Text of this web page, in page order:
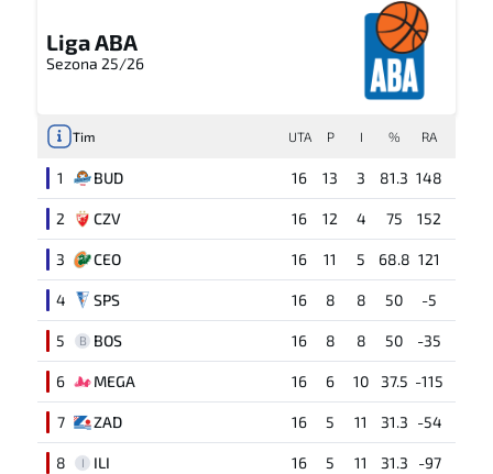
Liga ABA
Sezona 25/26
Tim UTA P I % RA
1 BUD 16 13 3 81.3 148
2 CZV 16 12 4 75 152
3 CEO 16 11 5 68.8 121
4 SPS 16 8 8 50 -5
5 B BOS 16 8 8 50 -35
6 MEGA 16 6 10 37.5 -115
7 ZAD 16 5 11 31.3 -54
8 I ILI 16 5 11 31.3 -97